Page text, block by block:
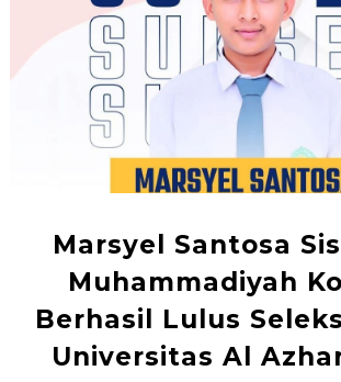
Marsyel Santosa
Muhammadiyah
Berhasil Lulus
Universitas Al